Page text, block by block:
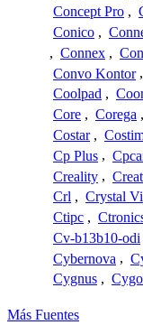
Concept Pro ,
Conico ,
, Connex ,
Convo Kontor ,
Coolpad ,
Core , Corega ,
Costar ,
Cp Plus ,
Creality ,
Crl , Crystal
Ctipc ,
Cv-b13b10-odi
Cybernova ,
Cygnus ,
Más Fuentes